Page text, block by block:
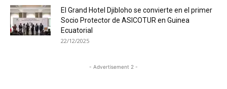
El Grand Hotel Djibloho se convierte en el primer
Socio Protector de ASICOTUR en Guinea
Ecuatorial
22/12/2025
- Advertisement 2 -